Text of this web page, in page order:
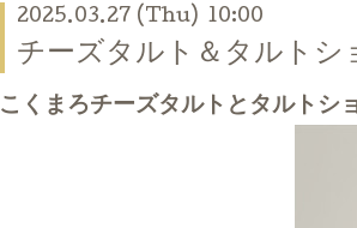
2025.03.27 (Thu) 10:00
チーズタルト＆タルトシ
こくまろチーズタルトとタルトシ